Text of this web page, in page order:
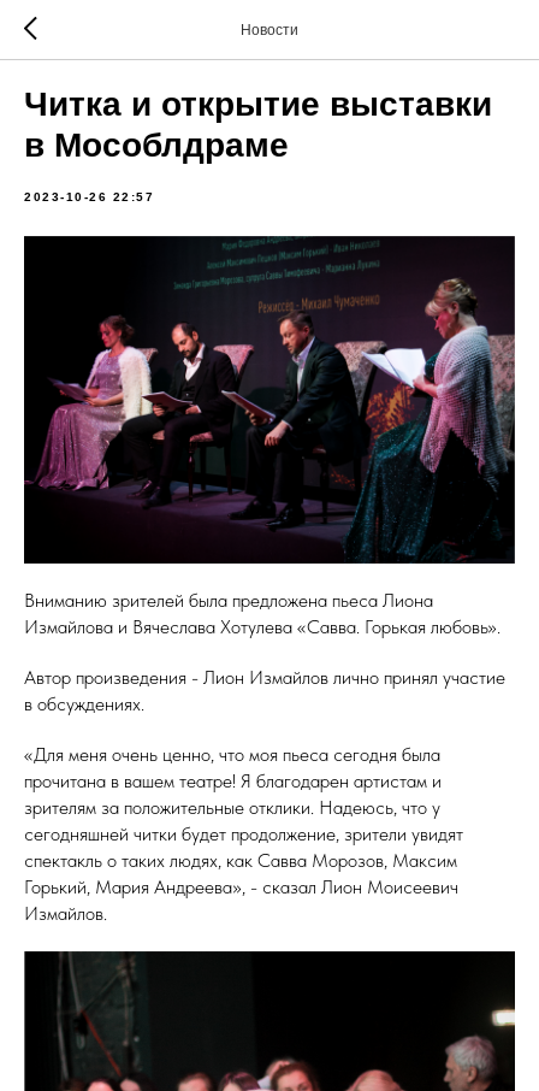
Новости
Читка и открытие выставки
в Мособлдраме
2023-10-26 22:57
Вниманию зрителей была предложена пьеса Лиона
Измайлова и Вячеслава Хотулева «Савва. Горькая любовь».
Автор произведения - Лион Измайлов лично принял участие
в обсуждениях.
«Для меня очень ценно, что моя пьеса сегодня была
прочитана в вашем театре! Я благодарен артистам и
зрителям за положительные отклики. Надеюсь, что у
сегодняшней читки будет продолжение, зрители увидят
спектакль о таких людях, как Савва Морозов, Максим
Горький, Мария Андреева», - сказал Лион Моисеевич
Измайлов.